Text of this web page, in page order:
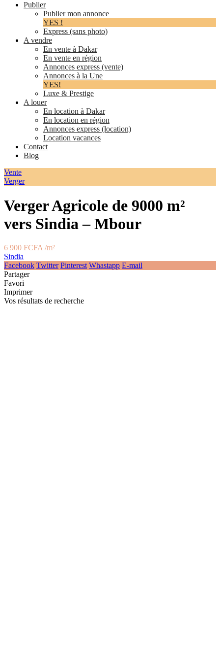
Publier
Publier mon annonce
YES !
Express (sans photo)
A vendre
En vente à Dakar
En vente en région
Annonces express (vente)
Annonces à la Une
YES!
Luxe & Prestige
A louer
En location à Dakar
En location en région
Annonces express (location)
Location vacances
Contact
Blog
Vente
Verger
Verger Agricole de 9000 m²
vers Sindia – Mbour
6 900 FCFA /m²
Sindia
Facebook Twitter Pinterest Whastapp E-mail
Partager
Favori
Imprimer
Vos résultats de recherche